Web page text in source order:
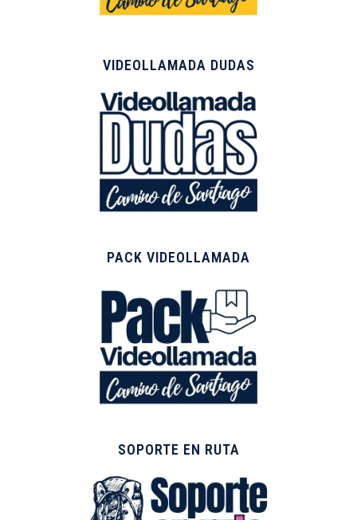
VIDEOLLAMADA DUDAS
PACK VIDEOLLAMADA
SOPORTE EN RUTA